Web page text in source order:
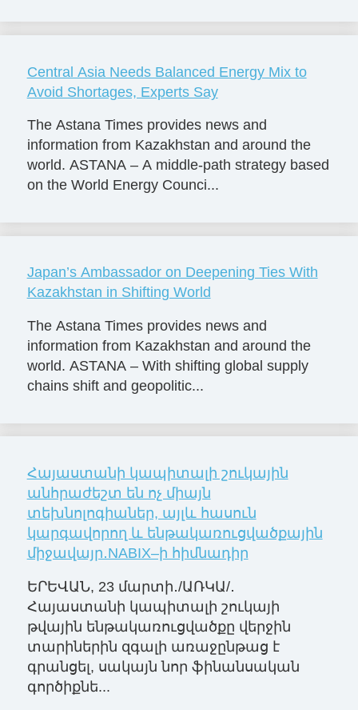
Central Asia Needs Balanced Energy Mix to
Avoid Shortages, Experts Say
The Astana Times provides news and
information from Kazakhstan and around the
world. ASTANA – A middle-path strategy based
on the World Energy Counci...
Japan’s Ambassador on Deepening Ties With
Kazakhstan in Shifting World
The Astana Times provides news and
information from Kazakhstan and around the
world. ASTANA – With shifting global supply
chains shift and geopolitic...
Հայաստանի կապիտալի շուկային
անհրաժեշտ են ոչ միայն
տեխնոլոգիաներ, այլև հասուն
կարգավորող և ենթակառուցվածքային
միջավայր․NABIX–ի հիմնադիր
ԵՐԵՎԱՆ, 23 մարտի․/ԱՌԿԱ/․
Հայաստանի կապիտալի շուկայի
թվային ենթակառուցվածքը վերջին
տարիներին զգալի առաջընթաց է
գրանցել, սակայն նոր ֆինանսական
գործիքնե...